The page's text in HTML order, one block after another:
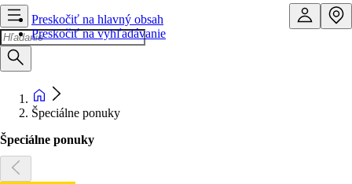
Preskočiť na hlavný obsah
Preskočiť na vyhľadávanie
Špeciálne ponuky
Špeciálne ponuky